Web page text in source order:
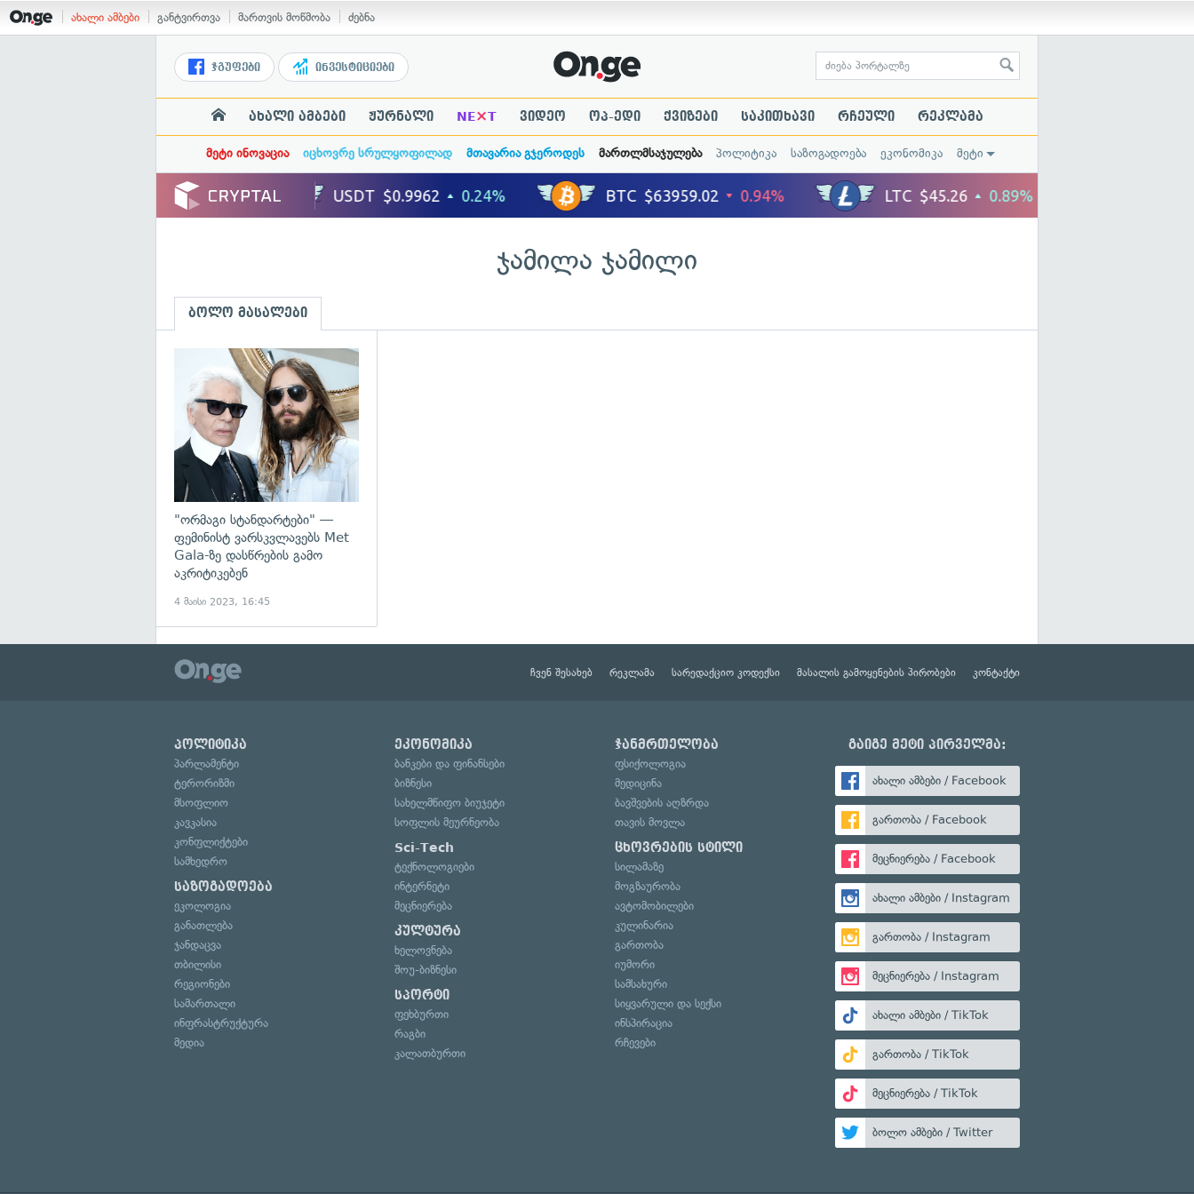
ახალი ამბები განტვირთვა მართვის მოწმობა ძებნა
ჯგუფები ინვესტიციები
ახალი ამბები ჟურნალი NE×T ვიდეო ოპ-ედი ქვიზები საკითხავი რჩეული რეკლამა
მეტი ინოვაცია იცხოვრე სრულყოფილად მთავარია გჯეროდეს მართლმსაჯულება პოლიტიკა საზოგადოება ეკონომიკა მეტი
ჯამილა ჯამილი
ბოლო მასალები
"ორმაგი სტანდარტები" —
ფემინისტ ვარსკვლავებს Met
Gala-ზე დასწრების გამო
აკრიტიკებენ
4 მაისი 2023, 16:45
ჩვენ შესახებ რეკლამა სარედაქციო კოდექსი მასალის გამოყენების პირობები კონტაქტი
პოლიტიკა
პარლამენტი
ტერორიზმი
მსოფლიო
კავკასია
კონფლიქტები
სამხედრო
საზოგადოება
ეკოლოგია
განათლება
ჯანდაცვა
თბილისი
რეგიონები
სამართალი
ინფრასტრუქტურა
მედია
ეკონომიკა
ბანკები და ფინანსები
ბიზნესი
სახელმწიფო ბიუჯეტი
სოფლის მეურნეობა
Sci-Tech
ტექნოლოგიები
ინტერნეტი
მეცნიერება
კულტურა
ხელოვნება
შოუ-ბიზნესი
სპორტი
ფეხბურთი
რაგბი
კალათბურთი
ჯანმრთელობა
ფსიქოლოგია
მედიცინა
ბავშვების აღზრდა
თავის მოვლა
ცხოვრების სტილი
სილამაზე
მოგზაურობა
ავტომობილები
კულინარია
გართობა
იუმორი
სამსახური
სიყვარული და სექსი
ინსპირაცია
რჩევები
გაიგე მეტი პირველმა:
ახალი ამბები / Facebook
გართობა / Facebook
მეცნიერება / Facebook
ახალი ამბები / Instagram
გართობა / Instagram
მეცნიერება / Instagram
ახალი ამბები / TikTok
გართობა / TikTok
მეცნიერება / TikTok
ბოლო ამბები / Twitter